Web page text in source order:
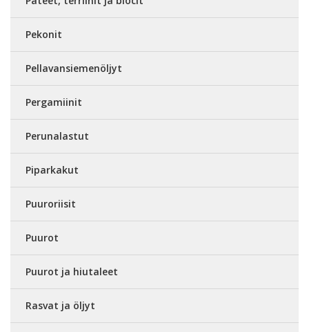
Pekonit
Pellavansiemenöljyt
Pergamiinit
Perunalastut
Piparkakut
Puuroriisit
Puurot
Puurot ja hiutaleet
Rasvat ja öljyt